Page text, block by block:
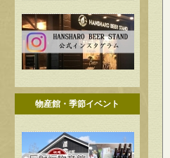
物産館・季節イベント